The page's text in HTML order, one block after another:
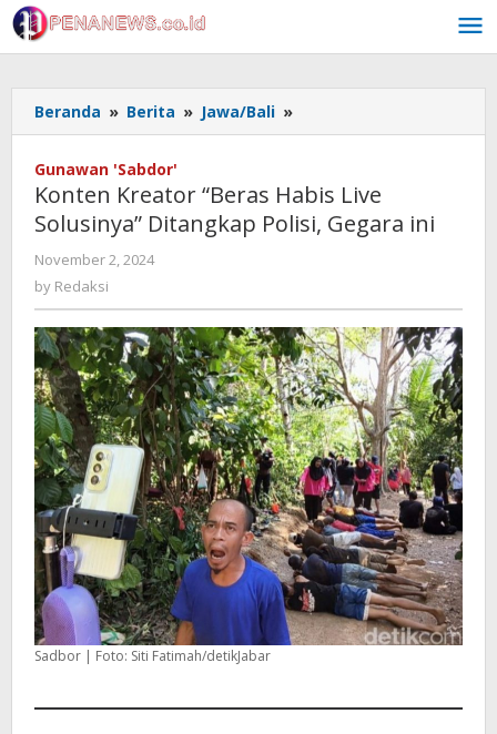
Skip
to
content
Beranda » Berita » Jawa/Bali »
Kreator
Live
Solusinya"
Gunawan 'Sabdor'
Konten Kreator “Beras Habis Live
Solusinya” Ditangkap Polisi, Gegara ini
November 2, 2024
by Redaksi
Sadbor | Foto: Siti Fatimah/detikJabar